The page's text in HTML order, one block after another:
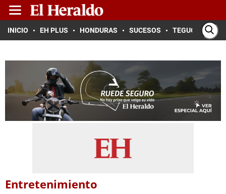
INICIO EH PLUS HONDURAS SUCESOS TEGUCIGALPA
Entretenimiento